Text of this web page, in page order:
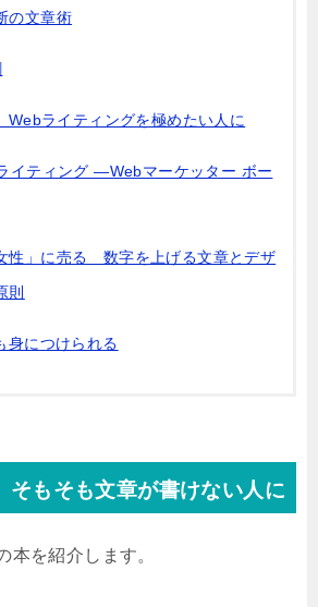
の文章術
Webライティングを極めたい人に
イティング —Webマーケッター ボー
性」に売る 数字を上げる文章とデザ
則
身につけられる
そもそも文章が書けない人に
本を紹介します。